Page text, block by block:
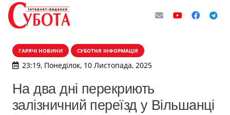
ГАРЯЧІ НОВИНИ СУБОТНЯ ІНФОРМАЦІЯ
23:19, Понеділок, 10 Листопада, 2025
На два дні перекриють
залізничний переїзд у Вільшанці